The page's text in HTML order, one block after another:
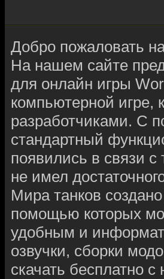
Добро пожаловать
На нашем сайте
для онлайн игры
компьютерной игре,
разработчиками. С
стандартный
появились в связи
не имел
Мира танков
помощью которых
удобным и
озвучки, сборки
скачать бесплатно с